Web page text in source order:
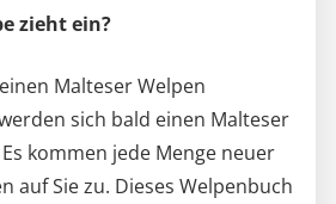
zieht ein?
Malteser Welpen
sich bald einen Malteser
kommen jede Menge neuer
auf Sie zu. Dieses Welpenbuch